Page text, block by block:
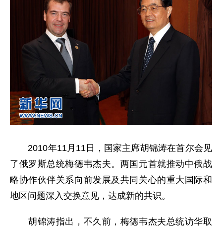
2010年11月11日，国家主席胡锦涛在首尔会见
了俄罗斯总统梅德韦杰夫。两国元首就推动中俄战
略协作伙伴关系向前发展及共同关心的重大国际和
地区问题深入交换意见，达成新的共识。
胡锦涛指出，不久前，梅德韦杰夫总统访华取